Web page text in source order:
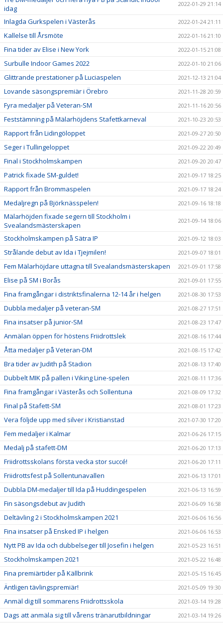
idag
2022-01-29 21:14
Inlagda Gurkspelen i Västerås 2022-01-24 21:11
Kallelse till Årsmöte 2022-01-16 21:10
Fina tider av Elise i New York 2022-01-15 21:08
Surbulle Indoor Games 2022 2022-01-10 21:06
Glittrande prestationer på Luciaspelen 2021-12-13 21:04
Lovande säsongspremiär i Örebro 2021-11-28 20:59
Fyra medaljer på Veteran-SM 2021-11-16 20:56
Feststämning på Mälarhöjdens Stafettkarneval 2021-10-23 20:53
Rapport från Lidingöloppet 2021-09-27 20:50
Seger i Tullingeloppet 2021-09-22 20:49
Final i Stockholmskampen 2021-09-20 20:47
Patrick fixade SM-guldet! 2021-09-17 18:25
Rapport från Brommaspelen 2021-09-17 18:24
Medaljregn på Björknässpelen! 2021-09-16 18:18
Mälarhöjden fixade segern till Stockholm i
Svealandsmästerskapen
2021-09-14 18:06
Stockholmskampen på Sätra IP 2021-09-12 18:03
Strålande debut av Ida i Tjejmilen! 2021-09-07 18:01
Fem Mälarhöjdare uttagna till Svealandsmästerskapen 2021-09-01 17:58
Elise på SM i Borås 2021-09-01 17:55
Fina framgångar i distriktsfinalerna 12-14 år i helgen 2021-08-30 17:53
Dubbla medaljer på veteran-SM 2021-08-27 17:51
Fina insatser på junior-SM 2021-08-23 17:47
Anmälan öppen för höstens Friidrottslek 2021-08-16 17:44
Åtta medaljer på Veteran-DM 2021-08-15 17:42
Bra tider av Judith på Stadion 2021-08-13 17:40
Dubbelt MIK på pallen i Viking Line-spelen 2021-08-11 17:36
Fina framgångar i Västerås och Sollentuna 2021-08-09 17:32
Final på Stafett-SM 2021-08-01 17:23
Vera följde upp med silver i Kristianstad 2021-07-30 17:20
Fem medaljer i Kalmar 2021-06-26 17:15
Medalj på stafett-DM 2021-06-20 17:13
Friidrottsskolans första vecka stor succé! 2021-06-20 17:11
Friidrottsfest på Sollentunavallen 2021-06-13 17:01
Dubbla DM-medaljer till Ida på Huddingespelen 2021-06-13 16:59
Fin säsongsdebut av Judith 2021-06-09 16:58
Deltävling 2 i Stockholmskampen 2021 2021-06-06 16:56
Fina insatser på Ensked IP i helgen 2021-06-06 16:53
Nytt PB av Ida och dubbelseger till Josefin i helgen 2021-05-23 16:51
Stockholmskampen 2021 2021-05-22 16:48
Fina premiärtider på Källbrink 2021-05-15 16:45
Äntligen tävlingspremiär! 2021-05-09 19:30
Anmäl dig till sommarens Friidrottsskola 2021-03-14 19:28
Dags att anmäla sig till vårens tränarutbildningar 2021-03-14 19:26